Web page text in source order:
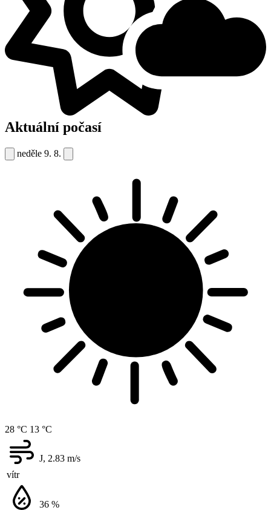
Aktuální počasí
neděle 9. 8.
28 °C 13 °C
vítr
J, 2.83 m/s
36 %